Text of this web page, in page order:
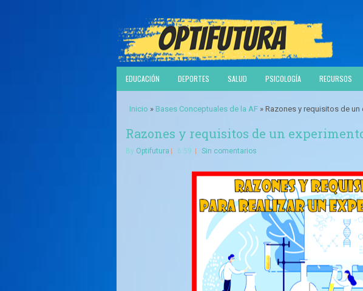
EDUCACIÓN DEPORTES SALUD PSICOLOGÍA RECURSOS
Inicio » Bases Conceptuales de la AF » Razones y requisitos de
Razones y requisitos de un
By Optifutura 6:59 Sin comentarios